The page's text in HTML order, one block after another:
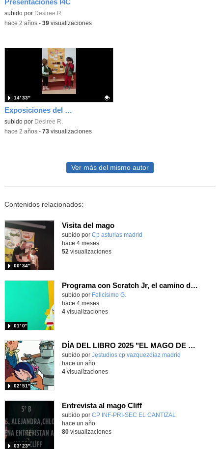
Contenido educativo.
subido por
Desiree R.
-hace 2 años- 39visualizaciones
Exposiciones del desierto
Contenido educativo.
subido por Desiree R.
14′ 33″
-hace 2 años- 73visualizaciones
Ver más del mismo autor
Contenidos relacionados:
Visita del mago
Contenido educativo.
subido por Cp asturias madrid
00′ 34″
hace 4 meses
52 visualizaciones
Programa con Scratch Jr, el camino de baldosas amarillas y los personajes del mago de Oz
Contenido educativo.
subido por Felicisimo G.
01′ 0″
hace 4 meses
4visualizaciones
DÍA DEL LIBRO 2025 "EL MAGO DE OZ"
Contenido educativo.
subido por Jestudios cp vazquezdiaz madrid
02′ 51″
hace un año
4visualizaciones
Entrevista al mago Cliff
Contenido educativo.
subido por CP INF-PRI-SEC EL CANTIZAL
03′ 23″
hace un año
80visualizaciones